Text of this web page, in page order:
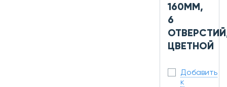
160ММ,
6
ЦВЕТНОЙ
Добавить
к